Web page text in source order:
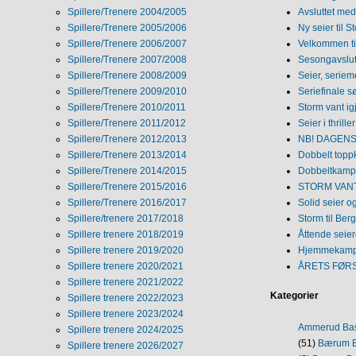
Spillere/Trenere 2004/2005
Spillere/Trenere 2005/2006
Spillere/Trenere 2006/2007
Spillere/Trenere 2007/2008
Spillere/Trenere 2008/2009
Spillere/Trenere 2009/2010
Spillere/Trenere 2010/2011
Spillere/Trenere 2011/2012
Spillere/Trenere 2012/2013
Spillere/Trenere 2013/2014
Spillere/Trenere 2014/2015
Spillere/Trenere 2015/2016
Spillere/Trenere 2016/2017
Spillere/trenere 2017/2018
Spillere trenere 2018/2019
Spillere trenere 2019/2020
Spillere trenere 2020/2021
Spillere trenere 2021/2022
Spillere trenere 2022/2023
Spillere trenere 2023/2024
Spillere trenere 2024/2025
Spillere trenere 2026/2027
Avsluttet
Ny seier til
Velkommen
Seier,
Seriefinale
Storm vant
Seier i
NB!
Dobbelt
STORM
Solid seier
Storm til
Åttende
ÅRETS
Kategorier
Ammerud
(51) Bærum